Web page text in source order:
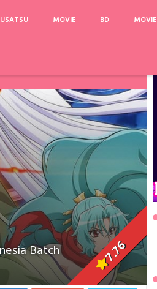
MOVIE BD MOVIE
Batch 7.76